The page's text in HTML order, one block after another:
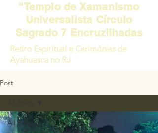
Retiro Espiritual e Cerimônias de
Ayahuasca no RJ
"Templo de Xamanismo
Universalista Círculo
Sagrado 7 Encruzilhadas
Post
All Posts